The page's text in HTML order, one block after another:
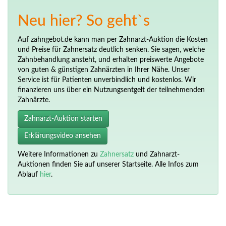
Neu hier? So geht`s
Auf zahngebot.de kann man per Zahnarzt-Auktion die Kosten
und Preise für Zahnersatz deutlich senken. Sie sagen, welche
Zahnbehandlung ansteht, und erhalten preiswerte Angebote
von guten & günstigen Zahnärzten in Ihrer Nähe. Unser
Service ist für Patienten unverbindlich und kostenlos. Wir
finanzieren uns über ein Nutzungsentgelt der teilnehmenden
Zahnärzte.
Zahnarzt-Auktion starten
Erklärungsvideo ansehen
Weitere Informationen zu Zahnersatz und Zahnarzt-
Auktionen finden Sie auf unserer Startseite. Alle Infos zum
Ablauf hier.